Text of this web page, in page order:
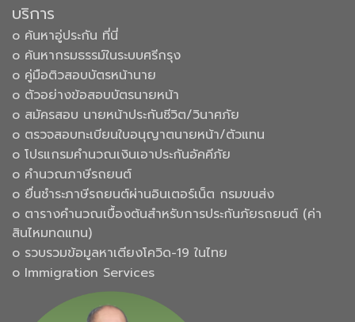
บริการ
๐ ค้นหาอู่ประกัน ที่นี่
๐ ค้นหากรมธรรม์ในระบบศรีกรุง
๐ คู่มือติวสอบบัตรหน้านาย
๐ ตัวอย่างข้อสอบบัตรนายหน้า
๐ สมัครสอบ นายหน้าประกันชีวิต/วินาศภัย
๐ ตรวจสอบทะเบียนใบอนุญาตนายหน้า/ตัวแทน
๐ โปรแกรมคำนวณเงินเอาประกันอัคคีภัย
๐ คำนวณภาษีรถยนต์
๐ ยื่นชำระภาษีรถยนต์ผ่านอินเตอร์เน็ต กรมขนส่ง
๐ ตารางคำนวณเบื้องต้นสำหรับการประกันภัยรถยนต์ (ค่า
สินไหมทดแทน)
๐ รวบรวมข้อมูลหาเตียงโควิด-19 ในไทย
๐ Immigration Services